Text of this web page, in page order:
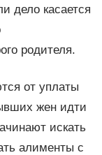
дело касается
родителя.
от уплаты
жен идти
искать
алименты с